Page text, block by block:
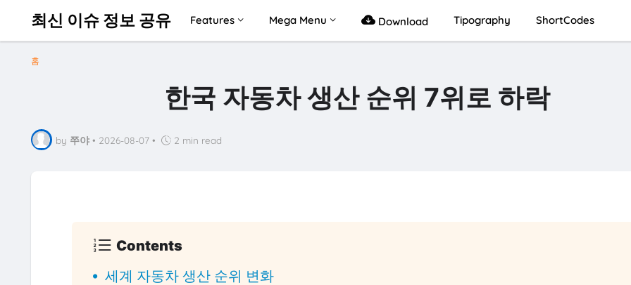
최신 이슈 정보 공유 Features Mega Menu Download Tipography ShortCodes
홈
한국 자동차 생산 순위 7위로 하락
by 쭈야 • 2026-08-07 • 2 min read
Contents
세계 자동차 생산 순위 변화